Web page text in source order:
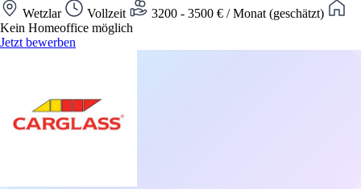
Wetzlar Vollzeit
3200 - 3500 € / Monat (geschätzt)
Kein Homeoffice möglich
Jetzt bewerben